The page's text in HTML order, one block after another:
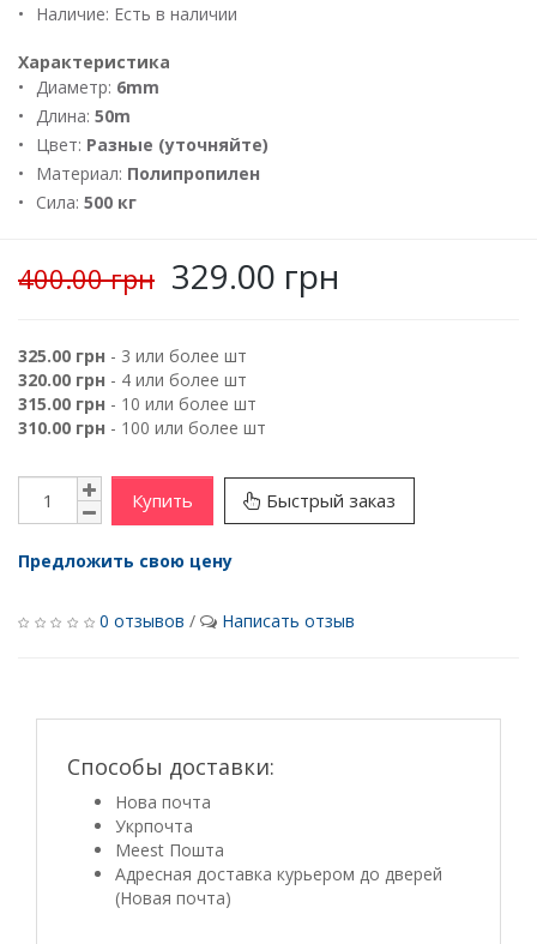
Наличие: Есть в наличии
Характеристика
Диаметр: 6mm
Длина: 50m
Цвет: Разные (уточняйте)
Материал: Полипропилен
Сила: 500 кг
400.00 грн 329.00 грн
325.00 грн - 3 или более шт
320.00 грн - 4 или более шт
315.00 грн - 10 или более шт
310.00 грн - 100 или более шт
Купить Быстрый заказ
Предложить свою цену
0 отзывов / Написать отзыв
Способы доставки:
Нова почта
Укрпочта
Meest Пошта
Адресная доставка курьером до дверей
(Новая почта)